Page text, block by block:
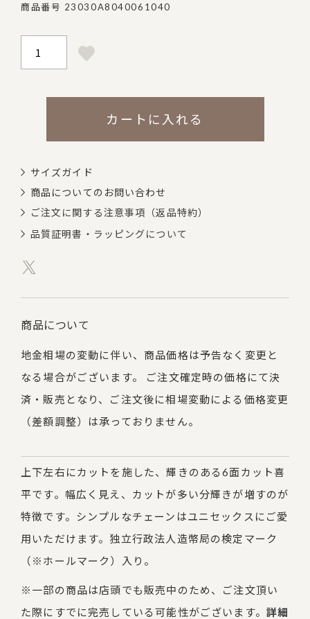
商品番号 23030A8040061040
カートに入れる
サイズガイド
商品についてのお問い合わせ
ご注文に関する注意事項（返品特約）
品質証明書・ラッピングについて
商品について
地金相場の変動に伴い、商品価格は予告なく変更と
なる場合がございます。 ご注文確定時の価格にて決
済・販売となり、ご注文後に相場変動による価格変更
（差額調整）は承っておりません。
上下左右にカットを施した、輝きのある6面カット喜
平です。幅広く見え、カットが多い分輝きが増すのが
特徴です。シンプルなチェーンはユニセックスにご愛
用いただけます。独立行政法人造幣局の検定マーク
（※ホールマーク）入り。
※一部の商品は店頭でも販売中のため、ご注文頂い
た際にすでに完売している可能性がございます。 詳細